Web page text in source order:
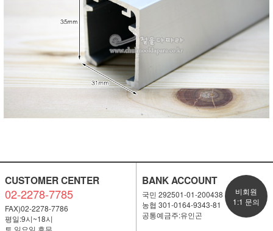
CUSTOMER CENTER
02-2278-7785
FAX)02-2278-7786
평일:9시~18시
토,일요일 휴무
BANK ACCOUNT
국민 292501-01-200438
농협 301-0164-9343-81
공통예금주:유인곤
비회원
1:1 문의